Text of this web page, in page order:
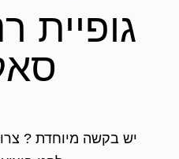
גופיית
יש בקשה מיוחדת ?